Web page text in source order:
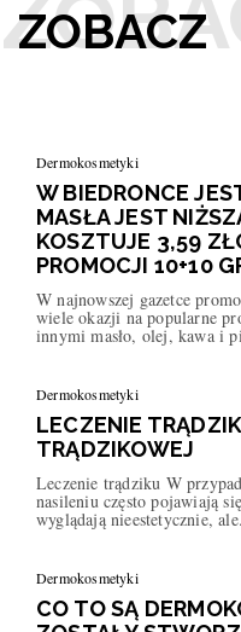
ZOBACZ
Dermokosmetyki
W BIEDRONCE
MASŁA JEST
KOSZTUJE 3,59
PROMOCJI 10+10
W najnowszej gazetce
wiele okazji na popularne
innymi masło, olej, kawa i
Dermokosmetyki
LECZENIE
TRĄDZIKOWEJ
Leczenie trądziku W
nasileniu często pojawiają
wyglądają nieestetycznie,
Dermokosmetyki
CO TO SĄ